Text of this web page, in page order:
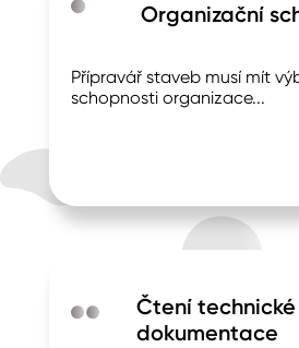
Organizační
Přípravář staveb musí mít
schopnosti organizace...
Čtení technické
dokumentace